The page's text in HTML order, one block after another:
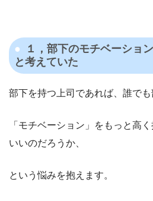
１，部下のモチベーショ
と考えていた
部下を持つ上司であれば、誰で
「モチベーション」をもっと高
いいのだろうか、
という悩みを抱えます。